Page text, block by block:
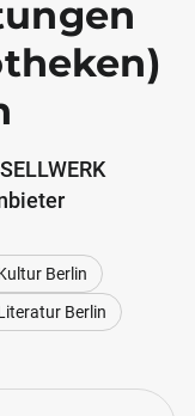
Berlin
Berlin